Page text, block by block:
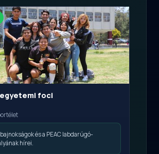
egyetemi foci
és a PEAC labdarúgó-
hírei.